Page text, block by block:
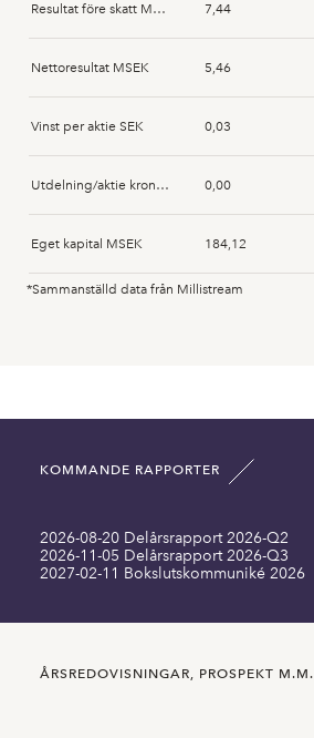
Resultat före skatt MSEK 7,44
Nettoresultat MSEK 5,46
Vinst per aktie SEK 0,03
Utdelning/aktie kronor SEK 0,00
Eget kapital MSEK 184,12
Omsättningstillgångar MSEK 219,44
Summa tillgångar MSEK 490,73
Långfristiga skulder inklusive MSEK 114,43
*Sammanställd data från Millistream
KOMMANDE RAPPORTER
2026-08-20 Delårsrapport 2026-Q2
2026-11-05 Delårsrapport 2026-Q3
2027-02-11 Bokslutskommuniké 2026
ÅRSREDOVISNINGAR, PROSPEKT M.M.